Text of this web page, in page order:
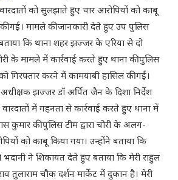
को सुलझाते हुए चार आरोपियों को काबू
गई। मामले की जानकारी देते हुए उप पुलिस
कि थाना शहर झज्जर के एरिया से दो
के मामले में कार्रवाई करते हुए थाना की पुलिस
को गिरफ्तार करने में कामयाबी हासिल की गई।
झज्जर डॉ अर्पित जैन के दिशा निर्देश
में गहनता से कार्रवाई करते हुए थाना में
कुमार की पुलिस टीम द्वारा चोरी के अलग-
को काबू किया गया। उन्होंने बताया कि
भदानी ने शिकायत देते हुए बताया कि मेरी राहुल
तुलाराम चौक दर्शन मार्केट में दुकान है। मेरी